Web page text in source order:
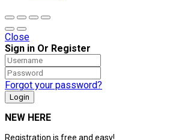
Close
Sign in Or Register
Forgot your password?
NEW HERE
Registration is free and easy!